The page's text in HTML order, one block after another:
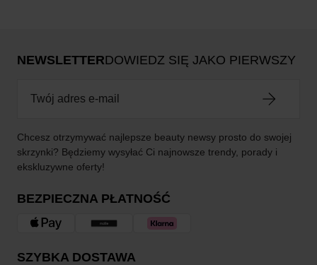
NEWSLETTERDOWIEDZ SIĘ JAKO PIERWSZY
Chcesz otrzymywać najlepsze beauty newsy prosto do swojej
skrzynki? Będziemy wysyłać Ci najnowsze trendy, porady i
ekskluzywne oferty!
BEZPIECZNA PŁATNOŚĆ
SZYBKA DOSTAWA